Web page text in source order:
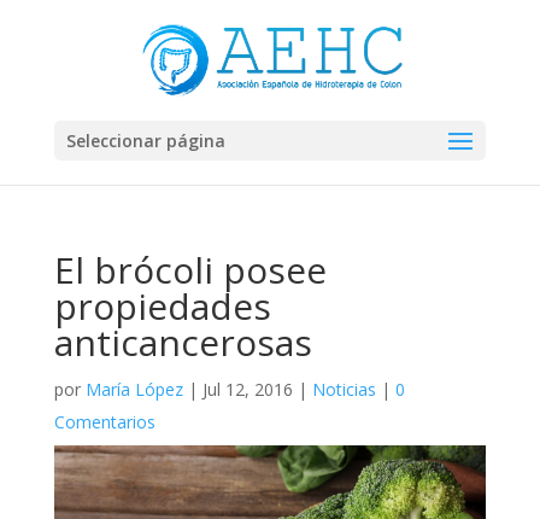
Seleccionar página
El brócoli posee
propiedades
anticancerosas
por María López| Jul 12, 2016 | Noticias | 0
Comentarios